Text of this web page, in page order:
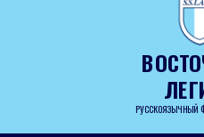
РУССКОЯЗЫЧНЫЙ